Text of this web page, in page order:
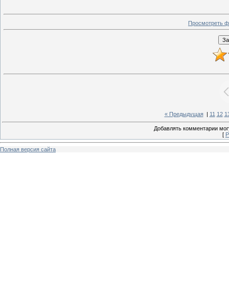
Просмотреть
« Предыдущая| 11 12
Добавлять комментарии
[
Полная версия сайта